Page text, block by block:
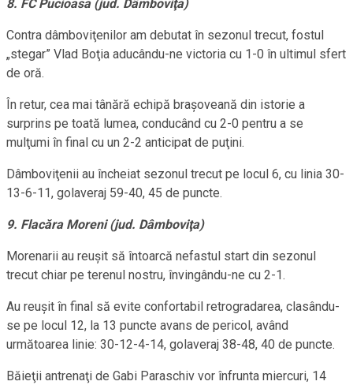
8. FC Pucioasa (jud. Dâmboviţa)
Contra dâmboviţenilor am debutat în sezonul trecut, fostul
„stegar” Vlad Boţia aducându-ne victoria cu 1-0 în ultimul sfert
de oră.
În retur, cea mai tânără echipă braşoveană din istorie a
surprins pe toată lumea, conducând cu 2-0 pentru a se
mulţumi în final cu un 2-2 anticipat de puţini.
Dâmboviţenii au încheiat sezonul trecut pe locul 6, cu linia 30-
13-6-11, golaveraj 59-40, 45 de puncte.
9. Flacăra Moreni (jud. Dâmboviţa)
Morenarii au reuşit să întoarcă nefastul start din sezonul
trecut chiar pe terenul nostru, învingându-ne cu 2-1.
Au reuşit în final să evite confortabil retrogradarea, clasându-
se pe locul 12, la 13 puncte avans de pericol, având
următoarea linie: 30-12-4-14, golaveraj 38-48, 40 de puncte.
Băieţii antrenaţi de Gabi Paraschiv vor înfrunta miercuri, 14